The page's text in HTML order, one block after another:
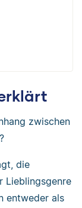
zwischen
die
Lieblingsgenre
entweder als